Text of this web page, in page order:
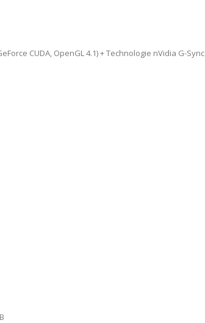
CUDA, OpenGL 4.1) + Technologie nVidia G-Sync